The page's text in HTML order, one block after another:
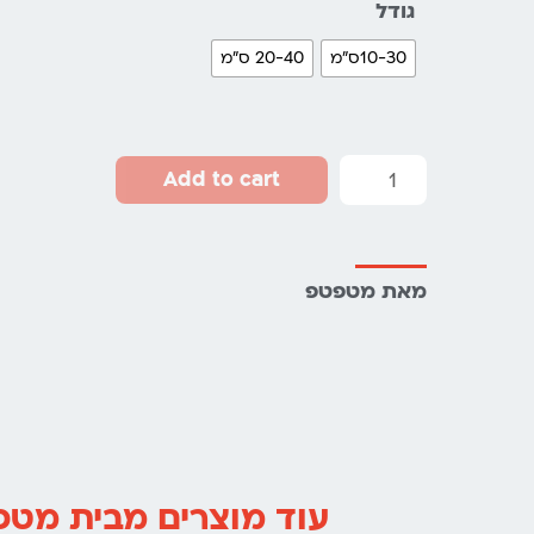
גודל
10-30ס"מ 20-40 ס"מ
Add to cart
מאת מטפטפ
עוד מוצרים מבית